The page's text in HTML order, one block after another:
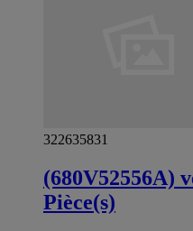
322635831
(680V52556A)
Pièce(s)